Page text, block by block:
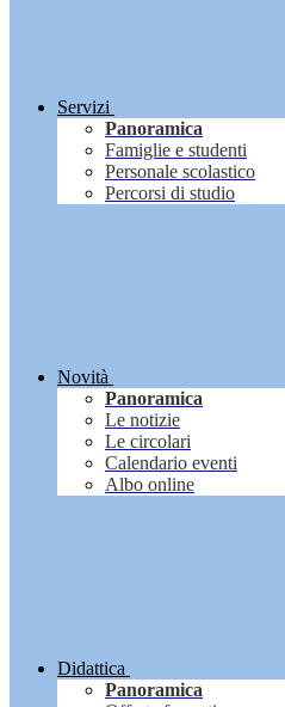
Servizi
Panoramica
Famiglie e studenti
Personale scolastico
Percorsi di studio
Novità
Panoramica
Le notizie
Le circolari
Calendario eventi
Albo online
Didattica
Panoramica